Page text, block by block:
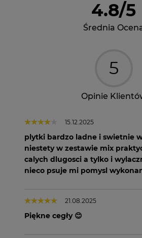
4.8/5
Średnia
5
Opinie
15.12.2025
plytki bardzo ladne i swietnie
niestety w zestawie mix
calych dlugosci a tylko i
nieco psuje mi pomysl
21.08.2025
Piękne cegły 😊